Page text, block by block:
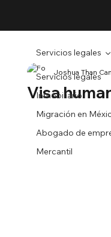
Servicios legales
Inmobiliario
Migración en
Abogado de
Mercantil
Servicios legales
Visa
Joshua Than